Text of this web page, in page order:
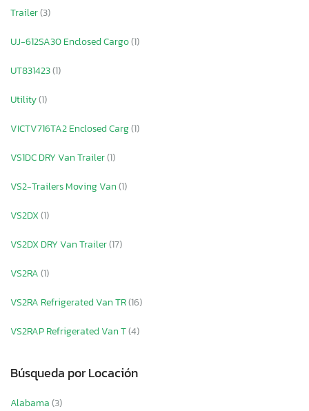
Trailer(3)
UJ-612SA30 Enclosed Cargo(1)
UT831423(1)
Utility(1)
VICTV716TA2 Enclosed Carg(1)
VS1DC DRY Van Trailer(1)
VS2-Trailers Moving Van(1)
VS2DX(1)
VS2DX DRY Van Trailer(17)
VS2RA(1)
VS2RA Refrigerated Van TR(16)
VS2RAP Refrigerated Van T(4)
Búsqueda por Locación
Alabama(3)